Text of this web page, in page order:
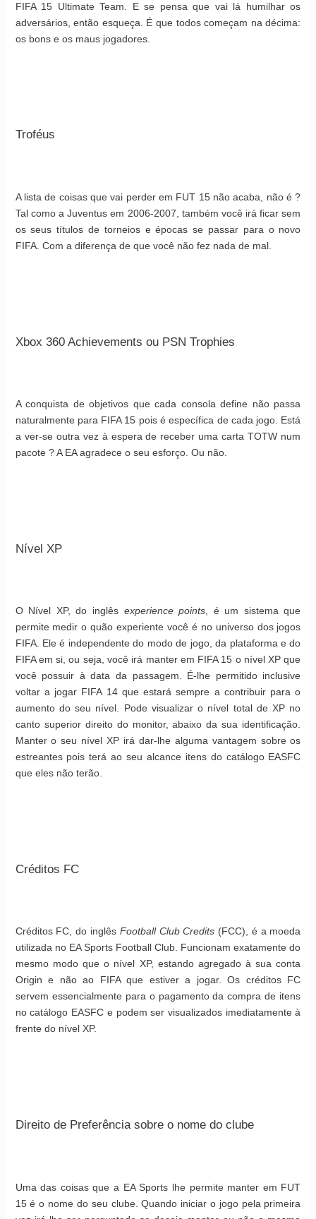
FIFA 15 Ultimate Team. E se pensa que vai lá humilhar os
adversários, então esqueça. É que todos começam na décima:
os bons e os maus jogadores.
Troféus
A lista de coisas que vai perder em FUT 15 não acaba, não é ?
Tal como a Juventus em 2006-2007, também você irá ficar sem
os seus títulos de torneios e épocas se passar para o novo
FIFA. Com a diferença de que você não fez nada de mal.
Xbox 360 Achievements ou PSN Trophies
A conquista de objetivos que cada consola define não passa
naturalmente para FIFA 15 pois é específica de cada jogo. Está
a ver-se outra vez à espera de receber uma carta TOTW num
pacote ? A EA agradece o seu esforço. Ou não.
Nível XP
O Nível XP, do inglês experience points , é um sistema que
permite medir o quão experiente você é no universo dos jogos
FIFA. Ele é independente do modo de jogo, da plataforma e do
FIFA em si, ou seja, você irá manter em FIFA 15 o nível XP que
você possuir à data da passagem. É-lhe permitido inclusive
voltar a jogar FIFA 14 que estará sempre a contribuir para o
aumento do seu nível. Pode visualizar o nível total de XP no
canto superior direito do monitor, abaixo da sua identificação.
Manter o seu nível XP irá dar-lhe alguma vantagem sobre os
estreantes pois terá ao seu alcance itens do catálogo EASFC
que eles não terão.
Créditos FC
Créditos FC, do inglês Football Club Credits (FCC), é a moeda
utilizada no EA Sports Football Club. Funcionam exatamente do
mesmo modo que o nível XP, estando agregado à sua conta
Origin e não ao FIFA que estiver a jogar. Os créditos FC
servem essencialmente para o pagamento da compra de itens
no catálogo EASFC e podem ser visualizados imediatamente à
frente do nível XP.
Direito de Preferência sobre o nome do clube
Uma das coisas que a EA Sports lhe permite manter em FUT
15 é o nome do seu clube. Quando iniciar o jogo pela primeira